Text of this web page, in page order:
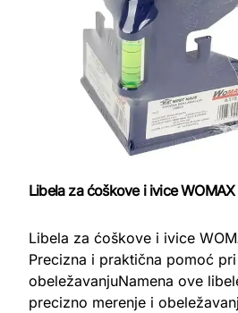
Libela za ćoškove i ivice WOMAX
Libela za ćoškove i ivice
Precizna i praktična pomoć pri
obeležavanjuNamena ove
precizno merenje i